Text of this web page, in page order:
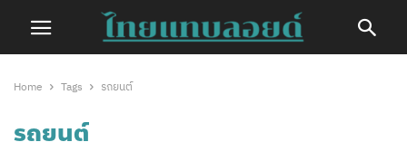
Home Tags รถยนต์
รถยนต์